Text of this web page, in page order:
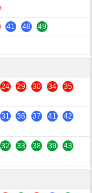
41 48 49
24 29 30 34
35
31 36 37 41
42
32 33 38 39
43